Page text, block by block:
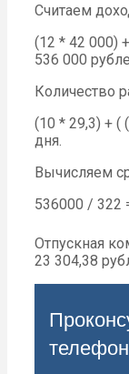
Считаем
(12 * 42 000)
536 000
Количество
(10 * 29,3) + (
дня.
Вычисляем
536000 / 322
Отпускная
23 304,38